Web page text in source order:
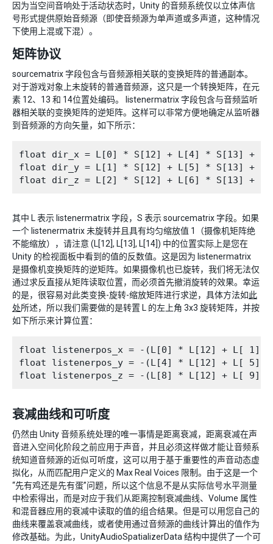
因为当空间音响处于活动状态时，Unity 的音频系统仅以立体声信
号形式提供原始音频源（即使音频源为单声道或多声道，这种情况
下使用上混或下混）。
矩阵协议
sourcematrix 字段包含与音频源相关联的变换矩阵的普通副本。
对于游戏对象上未旋转的普通音频源，这只是一个转换矩阵，在元
素 12、13 和 14位置处编码。 listenermatrix 字段包含与音频监听
器相关联的变换矩阵的逆矩阵。这样可以非常方便地确定从监听器
到音频源的方向矢量，如下所示：
float dir_x = L[0] * S[12] + L[4] * S[13] +
float dir_y = L[1] * S[12] + L[5] * S[13] +
其中 L 表示 listenermatrix 字段，S 表示 sourcematrix 字段。如果
一个 listenermatrix 未旋转并且具有均匀缩放值 1（摄像机矩阵绝
不能缩放），请注意 (L[12], L[13], L[14]) 中的位置实际上是您在
Unity 的检视面板中看到的值的反数值。这是因为 listenermatrix
是摄像机变换矩阵的逆矩阵。如果摄像机也已旋转，我们将无法仅
通过求反直接从矩阵读取位置，而必须首先撤消旋转的效果。幸运
的是，很容易对此类变换-旋转-缩放矩阵进行求逆，具体方法如此
处所述，所以我们需要做的是转置 L 的左上角 3x3 旋转矩阵，并按
如下所示来计算位置：
float listenerpos_x = -(L[0] * L[12] + L[ 1]
float listenerpos_y = -(L[4] * L[12] + L[ 5]
衰减曲线和可听度
仍然由 Unity 音频系统处理的唯一事情是距离衰减，距离衰减在声
音进入空间化阶段之前应用于声音，并且必须这样做才能让音频系
统知道音频源的近似可听度，这可以用于基于重要性的声音动态虚
拟化，从而匹配用户定义的 Max Real Voices 限制。由于这是一个
“先有鸡还是先有蛋”问题，所以这个信息不是从实际信号水平测量
中检索得出，而是对应于我们从距离控制衰减曲线、Volume 属性
和混音器应用的衰减中读取的值的组合结果。但是可以用您自己的
曲线来覆盖衰减曲线，或者使用通过音频源的曲线计算出的值作为
修改基础。为此，UnityAudioSpatializerData 结构中提供了一个可